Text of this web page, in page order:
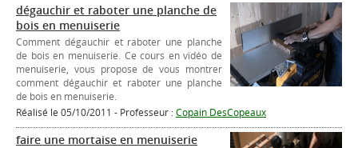
dégauchir et raboter une planche de
bois en menuiserie
Comment dégauchir et raboter une planche
de bois en menuiserie. Ce cours en vidéo de
menuiserie, vous propose de vous montrer
comment dégauchir et raboter une planche
de bois en menuiserie.
Réalisé le 05/10/2011 - Professeur :Copain DesCopeaux
faire une mortaise en menuiserie